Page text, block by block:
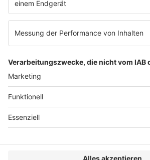
Genderhinweis
Cookie-Einstellungen